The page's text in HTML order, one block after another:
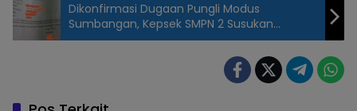
Dikonfirmasi Dugaan Pungli Modus
Sumbangan, Kepsek SMPN 2 Susukan
Banjarnegara: WC di Terminal Saja Bayar